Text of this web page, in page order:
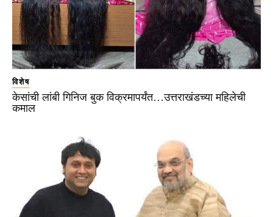
विशेष
केसांची लांबी गिनिज बुक विक्रमापर्यंत…उत्तराखंडच्या महिलेची
कमाल